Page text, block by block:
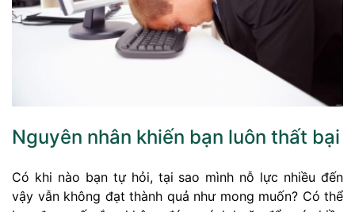
Nguyên nhân khiến bạn luôn thất bại
Có khi nào bạn tự hỏi, tại sao mình nỗ lực nhiều đến
vậy vẫn không đạt thành quả như mong muốn? Có thể